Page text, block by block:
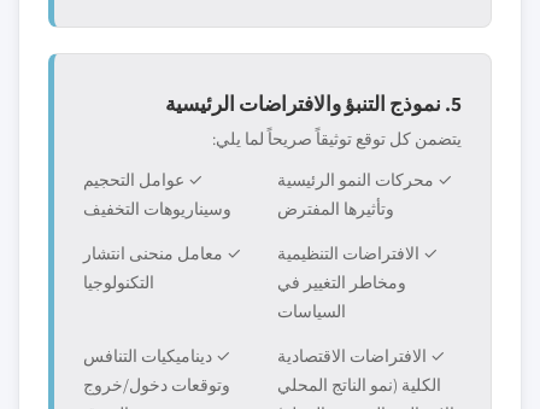
5. نموذج التنبؤ والافتراضات الرئيسية
يتضمن كل توقع توثيقاً صريحاً لما يلي:
✓ محركات النمو الرئيسية
وتأثيرها المفترض
✓ عوامل التحجيم
وسيناريوهات التخفيف
✓ الافتراضات التنظيمية
ومخاطر التغيير في
السياسات
✓ معامل منحنى انتشار
التكنولوجيا
✓ الافتراضات الاقتصادية
الكلية (نمو الناتج المحلي
✓ ديناميكيات التنافس
وتوقعات دخول/خروج